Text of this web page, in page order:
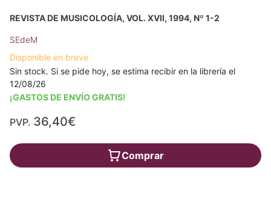
REVISTA DE MUSICOLOGÍA, VOL. XVII, 1994, Nº 1-2
SEdeM
Disponible en breve
Sin stock. Si se pide hoy, se estima recibir en la librería el
12/08/26
¡GASTOS DE ENVÍO GRATIS!
PVP. 36,40€
Comprar